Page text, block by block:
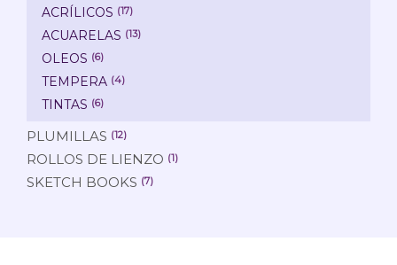
ACRÍLICOS (17)
ACUARELAS (13)
OLEOS (6)
TEMPERA (4)
TINTAS (6)
PLUMILLAS (12)
ROLLOS DE LIENZO (1)
SKETCH BOOKS (7)